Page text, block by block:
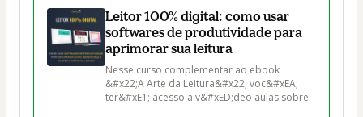
Leitor 100% digital: como usar
softwares de produtividade para
aprimorar sua leitura
Nesse curso complementar ao ebook
&#x22;A Arte da Leitura&#x22; voc&#xEA;
ter&#xE1; acesso a v&#xED;deo aulas sobre: